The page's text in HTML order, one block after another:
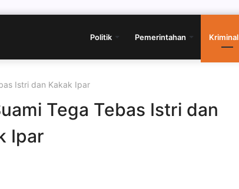
Politik Pemerintahan Kriminal
Istri dan Kakak Ipar
Tega Tebas Istri dan
Ipar